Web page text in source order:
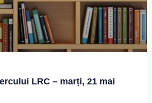
LRC – marți, 21 mai